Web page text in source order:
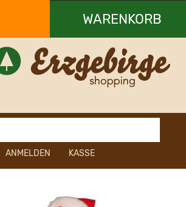
WARENKORB
Ihr Warenkorb ist leer.
ANMELDEN KASSE